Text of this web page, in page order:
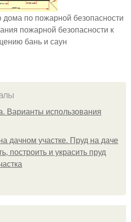
дома по пожарной безопасности
пожарной безопасности к
бань и саун
Варианты использования
дачном участке. Пруд на даче
построить и украсить пруд